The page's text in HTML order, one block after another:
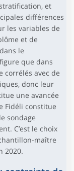
et
différences
les variables de
et de
le
que dans
corrélés avec de
donc leur
une avancée
Fidéli constitue
sondage
C’est le choix
maître
2020.